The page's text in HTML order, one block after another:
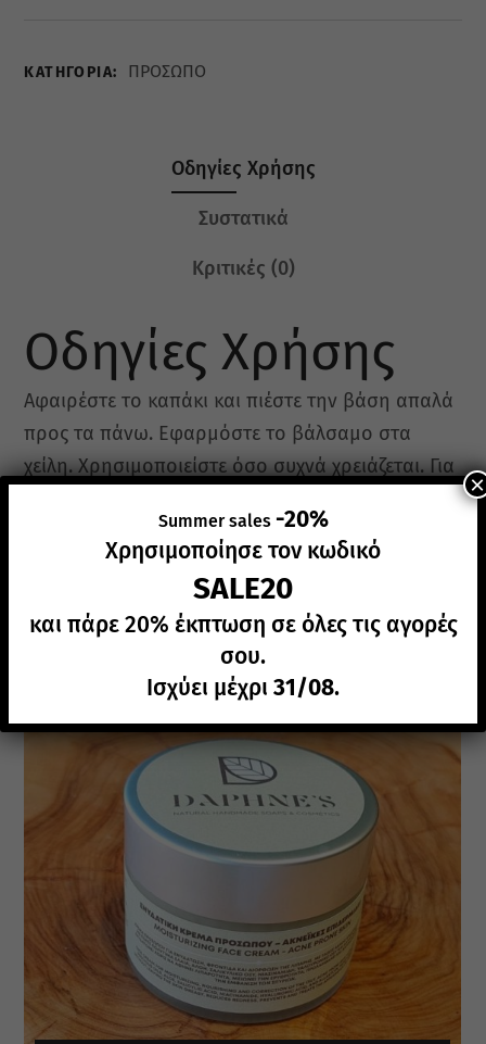
ΚΑΤΗΓΟΡΊΑ: ΠΡΟΣΩΠΟ
Οδηγίες Χρήσης
Συστατικά
Κριτικές (0)
Οδηγίες Χρήσης
Αφαιρέστε το καπάκι και πιέστε την βάση απαλά
προς τα πάνω. Εφαρμόστε το βάλσαμο στα
χείλη. Χρησιμοποιείστε όσο συχνά χρειάζεται. Για
Σχετικά Προϊόντα
Summer sales -20%
Χρησιμοποίησε τον κωδικό
SALE20
και πάρε 20% έκπτωση σε όλες τις αγορές
σου.
Ισχύει μέχρι 31/08.
×